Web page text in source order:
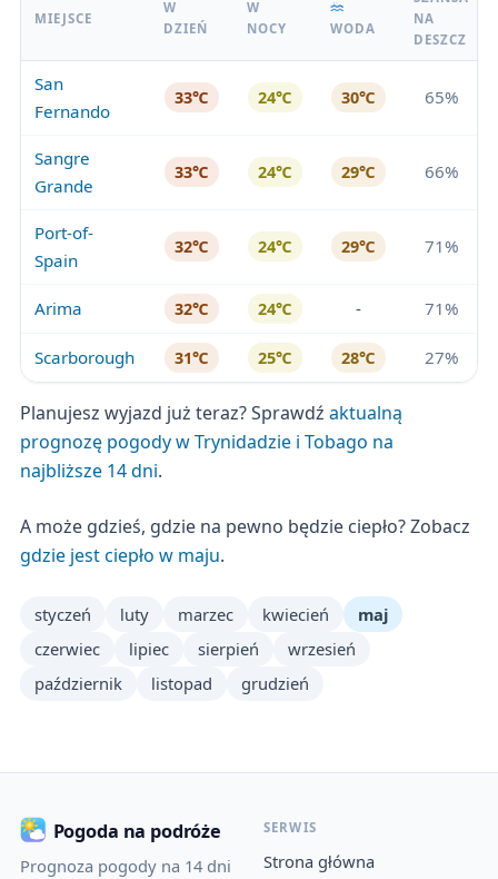
MIEJSCE
W
DZIEŃ
W
NOCY
WODA
NA
DESZCZ
San
Fernando
33℃ 24℃ 30℃ 65%
Sangre
Grande
33℃ 24℃ 29℃ 66%
Port-of-
Spain
32℃ 24℃ 29℃ 71%
Arima 32℃ 24℃ - 71%
Scarborough 31℃ 25℃ 28℃ 27%
Planujesz wyjazd już teraz? Sprawdź aktualną
prognozę pogody w Trynidadzie i Tobago na
najbliższe 14 dni.
A może gdzieś, gdzie na pewno będzie ciepło? Zobacz
gdzie jest ciepło w maju.
styczeń luty marzec kwiecień
maj
czerwiec
lipiec sierpień
wrzesień
październik
listopad grudzień
Pogoda na podróże
Prognoza pogody na 14 dni
SERWIS
Strona główna